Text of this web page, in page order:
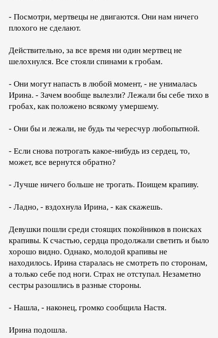
- Посмотри, мертвецы не двигаются. Они нам ничего
плохого не сделают.
Действительно, за все время ни один мертвец не
шелохнулся. Все стояли спинами к гробам.
- Они могут напасть в любой момент, - не унималась
Ирина. - Зачем вообще вылезли? Лежали бы себе тихо в
гробах, как положено всякому умершему.
- Они бы и лежали, не будь ты чересчур любопытной.
- Если снова потрогать какое-нибудь из сердец, то,
может, все вернутся обратно?
- Лучше ничего больше не трогать. Поищем крапиву.
- Ладно, - вздохнула Ирина, - как скажешь.
Девушки пошли среди стоящих покойников в поисках
крапивы. К счастью, сердца продолжали светить и было
хорошо видно. Однако, молодой крапивы не
находилось. Ирина старалась не смотреть по сторонам,
а только себе под ноги. Страх не отступал. Незаметно
сестры разошлись в разные стороны.
- Нашла, - наконец, громко сообщила Настя.
Ирина подошла.